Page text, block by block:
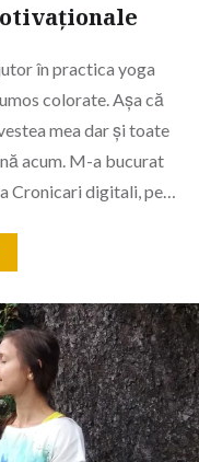
în practica yoga
colorate. Așa că
mea dar și toate
acum. M-a bucurat
Cronicari digitali, pe…